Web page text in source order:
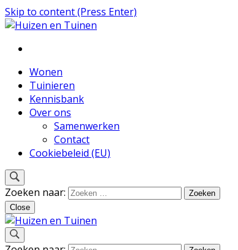
Skip to content (Press Enter)
Huizen en Tuinen
Inspiratie voor wonen en tuinieren
Wonen
Tuinieren
Kennisbank
Over ons
Samenwerken
Contact
Cookiebeleid (EU)
Zoeken naar:
Close
Inspiratie voor wonen en tuinieren